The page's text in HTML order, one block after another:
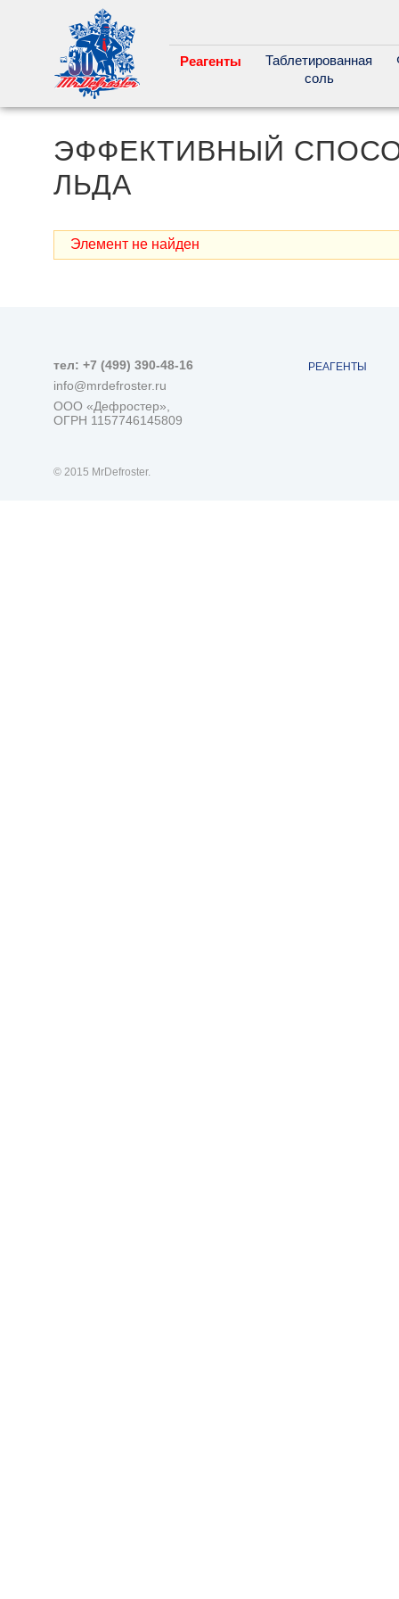
Реагенты
Таблетированная
соль
ЭФФЕКТИВНЫЙ
ЛЬДА
Элемент не найден
тел: +7 (499) 390-48-16
info@mrdefroster.ru
ООО «Дефростер»,
ОГРН 1157746145809
© 2015 MrDefroster.
РЕАГЕНТЫ